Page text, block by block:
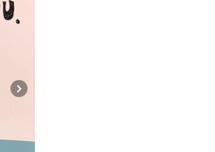
Next slide